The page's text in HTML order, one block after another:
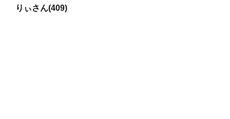
りぃさん(409)